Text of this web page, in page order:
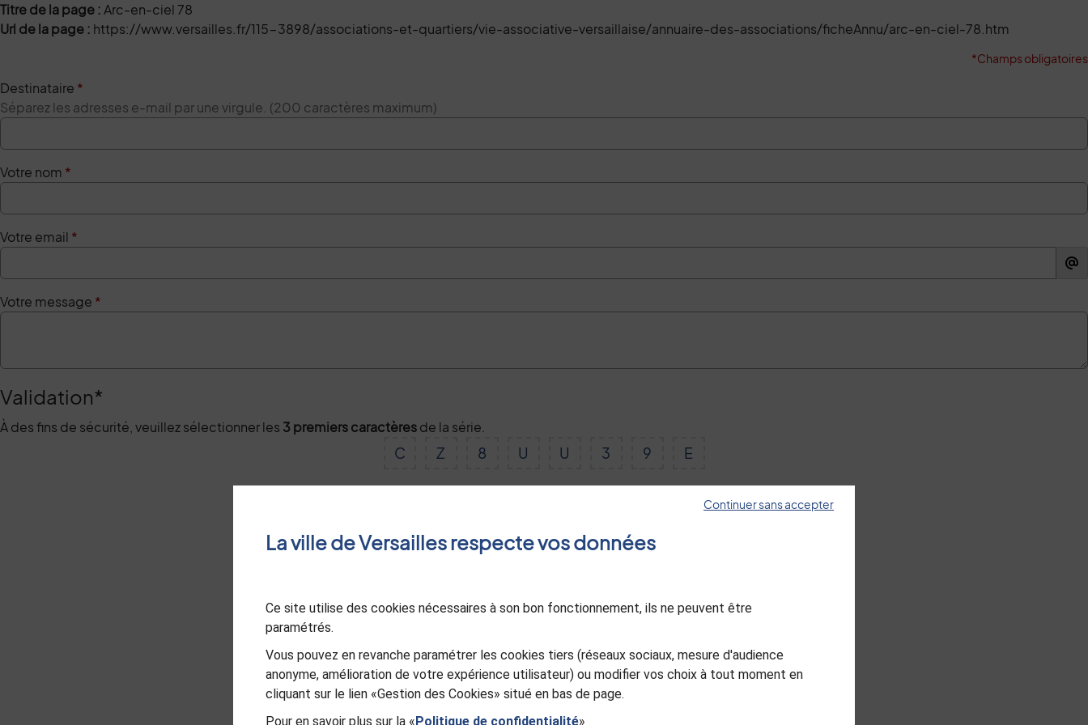
Titre de la page : Arc-en-ciel 78
Url de la page : https://www.versailles.fr/115-3898/associations-et-quartiers/vie-associative-versaillaise/annuaire-des-associations/ficheAnnu/arc-en-ciel-78.htm
*Champs obligatoires
Destinataire *
Séparez les adresses e-mail par une virgule. (200 caractères maximum)
Votre nom *
Votre email *
Votre message *
Validation*
À des fins de sécurité, veuillez sélectionner les 3 premiers caractèresde la série.
C Z 8 U U 3 9 E
Continuer sans accepter
La ville de Versailles respecte vos données
Ce site utilise des cookies nécessaires à son bon fonctionnement, ils ne peuvent être
paramétrés.
Vous pouvez en revanche paramétrer les cookies tiers (réseaux sociaux, mesure d'audience
anonyme, amélioration de votre expérience utilisateur) ou modifier vos choix à tout moment en
cliquant sur le lien «Gestion des Cookies» situé en bas de page.
Pour en savoir plus sur la «Politique de confidentialité»